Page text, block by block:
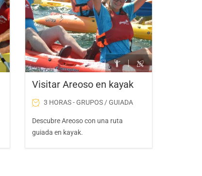
Visitar Areoso en kayak
3 HORAS - GRUPOS / GUIADA
Descubre Areoso con una ruta
guiada en kayak.